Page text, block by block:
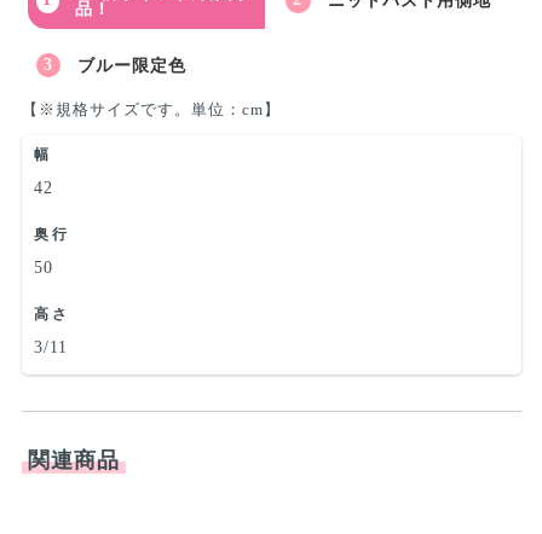
品！
ブルー限定色
【※規格サイズです。単位：cm】
幅
42
奥行
50
高さ
3/11
関連商品